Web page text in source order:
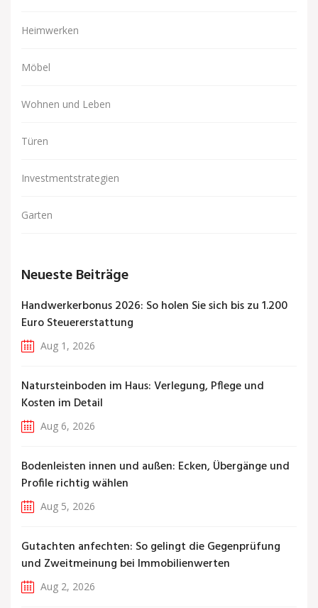
Heimwerken
Möbel
Wohnen und Leben
Türen
Investmentstrategien
Garten
Neueste Beiträge
Handwerkerbonus 2026: So holen Sie sich bis zu 1.200
Euro Steuererstattung
Aug 1, 2026
Natursteinboden im Haus: Verlegung, Pflege und
Kosten im Detail
Aug 6, 2026
Bodenleisten innen und außen: Ecken, Übergänge und
Profile richtig wählen
Aug 5, 2026
Gutachten anfechten: So gelingt die Gegenprüfung
und Zweitmeinung bei Immobilienwerten
Aug 2, 2026